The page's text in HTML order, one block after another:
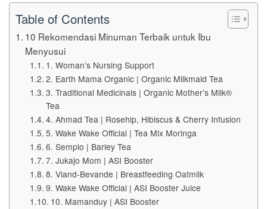
Table of Contents
10 Rekomendasi Minuman Terbaik untuk Ibu
Menyusui
1. Woman’s Nursing Support
2. Earth Mama Organic | Organic Milkmaid Tea
3. Traditional Medicinals | Organic Mother’s Milk®
Tea
4. Ahmad Tea | Rosehip, Hibiscus & Cherry Infusion
5. Wake Wake Official | Tea Mix Moringa
6. Sempio | Barley Tea
7. Jukajo Mom | ASI Booster
8. Viand-Bevande | Breastfeeding Oatmilk
9. Wake Wake Official | ASI Booster Juice
10. Mamanduy | ASI Booster